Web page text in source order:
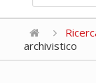
archivistico